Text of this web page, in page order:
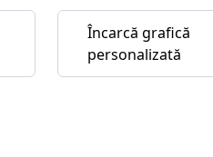
Încarcă grafică
personalizată